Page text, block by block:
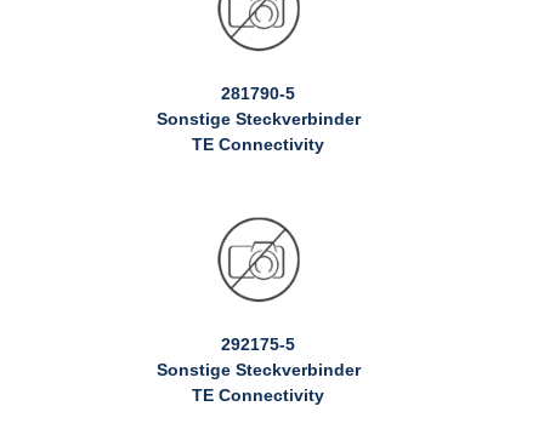
281790-5
Sonstige Steckverbinder
TE Connectivity
292175-5
Sonstige Steckverbinder
TE Connectivity